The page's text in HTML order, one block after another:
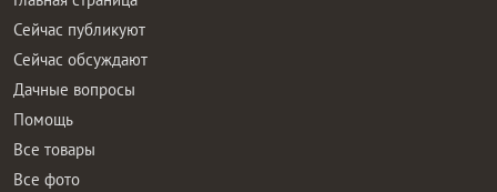
Сейчас публикуют
Сейчас обсуждают
Дачные вопросы
Помощь
Все товары
Все фото